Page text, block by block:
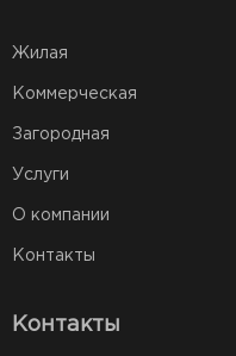
Жилая
Коммерческая
Загородная
Услуги
О компании
Контакты
Контакты